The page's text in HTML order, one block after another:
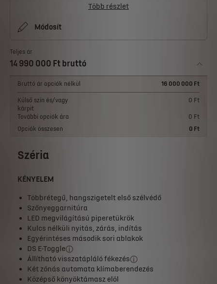
Több részlet
Módosít
Teljes ár
14 990 000 Ft bruttó
Bruttó ár opciók nélkül 16 000 000 Ft
Külső szín és/vagy
kárpit
0 Ft
További opciók ára
0 Ft
Opciók összesen
0 Ft
Széria
KÉNYELEM
Többrétegű, hangszigetelt első szélvédő
Szőnyeggarnitúra
LED megvilágítású piperetükrök
Kulcs nélküli nyitás, zárás, indítás
Egyérintéses második sori ablakok
DS E-Toggle
Állítható visszatápláló fékezés
Két zónás automata klímaberendezés
Középső könyöktámasz elöl